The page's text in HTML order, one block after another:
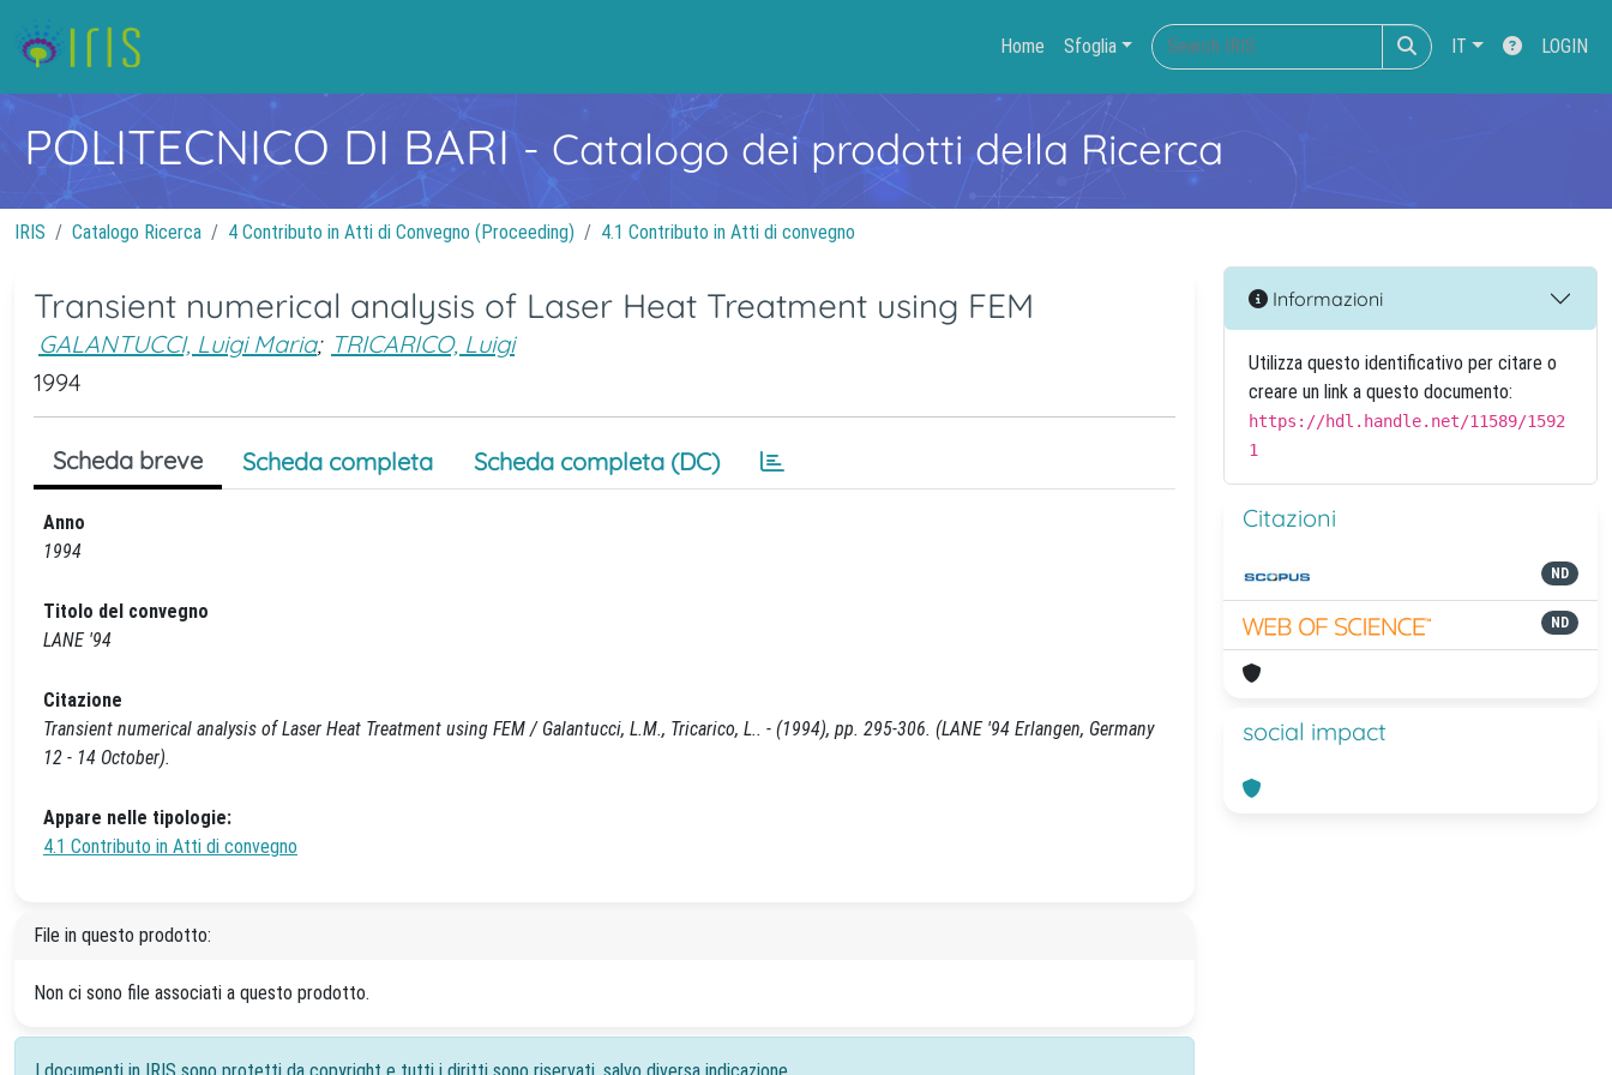
Home Sfoglia IT LOGIN
POLITECNICO DI BARI- Catalogo dei prodotti della Ricerca
IRIS Catalogo Ricerca 4 Contributo in Atti di Convegno (Proceeding) 4.1 Contributo in Atti di convegno
Transient numerical analysis of Laser Heat Treatment using FEM
GALANTUCCI, Luigi Maria; TRICARICO, Luigi
1994
Scheda breve Scheda completa Scheda completa (DC)
Anno
1994
Titolo del convegno
LANE '94
Citazione
Transient numerical analysis of Laser Heat Treatment using FEM / Galantucci, L.M., Tricarico, L.. - (1994), pp. 295-306. (LANE '94 Erlangen, Germany
12 - 14 October).
Appare nelle tipologie:
4.1 Contributo in Atti di convegno
File in questo prodotto:
Non ci sono file associati a questo prodotto.
Informazioni
Utilizza questo identificativo per citare o
creare un link a questo documento:
https://hdl.handle.net/11589/1592
1
Citazioni
ND
ND
social impact